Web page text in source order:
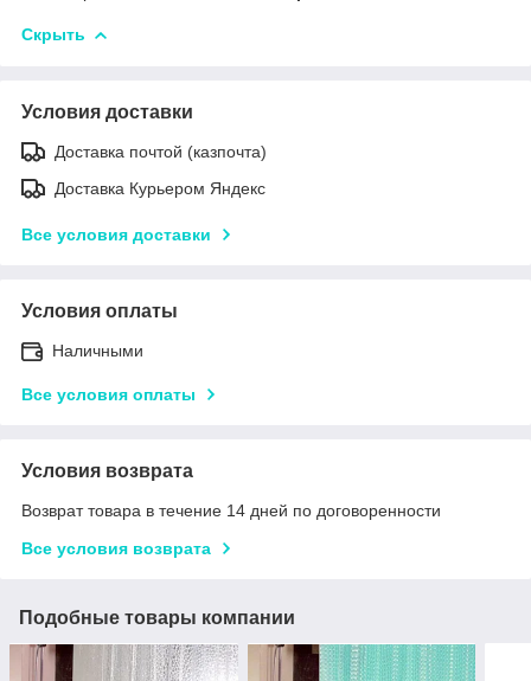
Скрыть
Условия доставки
Доставка почтой (казпочта)
Доставка Курьером Яндекс
Все условия доставки
Условия оплаты
Наличными
Все условия оплаты
Условия возврата
Возврат товара в течение 14 дней по договоренности
Все условия возврата
Подобные товары компании